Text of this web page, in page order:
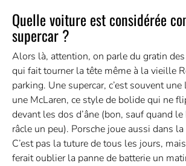
Quelle voiture est considérée
supercar ?
Alors là, attention, on parle du gratin
qui fait tourner la tête même à la vieille
parking. Une supercar, c’est souvent
une McLaren, ce style de bolide qui ne
devant les dos d’âne (bon, sauf quand le
râcle un peu). Porsche joue aussi dans
C’est pas la tuture de tous les jours,
ferait oublier la panne de batterie un